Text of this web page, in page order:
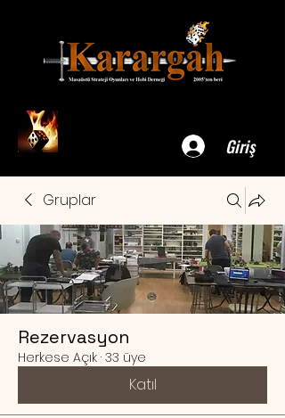
Giriş
Gruplar
Rezervasyon
Herkese Açık · 33 üye
Katıl